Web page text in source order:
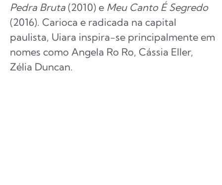
Pedra Bruta (2010) e Meu Canto É Segredo
(2016). Carioca e radicada na capital
paulista, Uiara inspira-se principalmente em
nomes como Angela Ro Ro, Cássia Eller,
Zélia Duncan.